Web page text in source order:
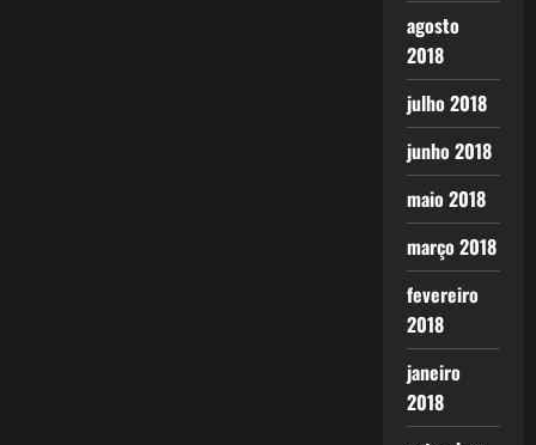
agosto
2018
julho 2018
junho 2018
maio 2018
março 2018
fevereiro
2018
janeiro
2018